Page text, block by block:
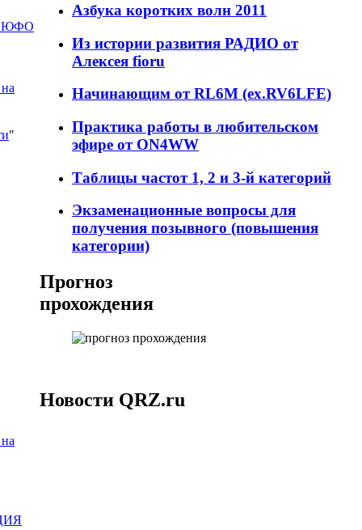
ЮФО
"
Азбука коротких волн 2011
Из истории развития РАДИО от
Алексея fioru
Начинающим от RL6M (ex.RV6LFE)
Практика работы в любительском
эфире от ON4WW
Таблицы частот 1, 2 и 3-й категорий
Экзаменационные вопросы для
получения позывного (повышения
категории)
Прогноз
прохождения
Новости QRZ.ru